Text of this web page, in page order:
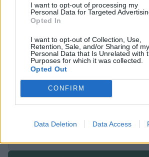
I want to opt-out of processing my
Personal Data for Targeted
Opted In
I want to opt-out of Collection, Use,
Retention, Sale, and/or Sharing of my
Personal Data that Is Unrelated with
Purposes for which it was collected.
Opted Out
CONFIRM
Data Deletion Data Access
Komentuoti po šiuo straipsniu
Komentuoti gali tik Lrytas
Prisijunkite prie registruotų
bendruomenės ir bendraukite